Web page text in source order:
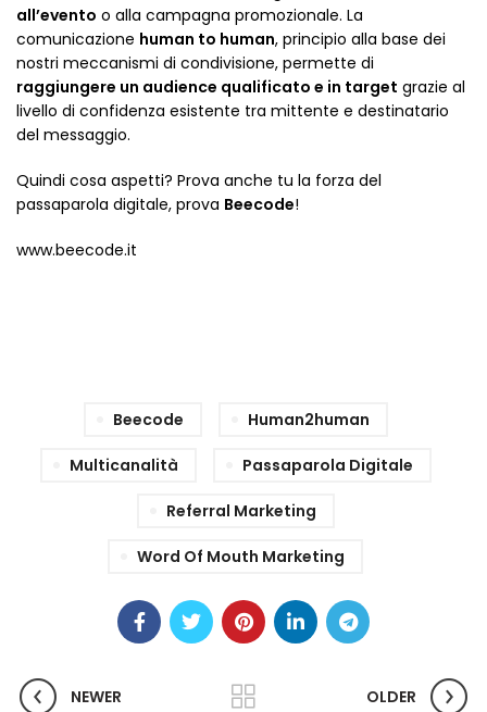
all’evento o alla campagna promozionale. La
comunicazione human to human, principio alla base dei
nostri meccanismi di condivisione, permette di
raggiungere un audience qualificato e in target grazie al
livello di confidenza esistente tra mittente e destinatario
del messaggio.
Quindi cosa aspetti? Prova anche tu la forza del
passaparola digitale, prova Beecode!
www.beecode.it
Beecode Human2human
Multicanalità Passaparola Digitale
Referral Marketing
Word Of Mouth Marketing
NEWER OLDER